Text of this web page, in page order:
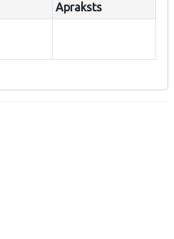
Apraksts